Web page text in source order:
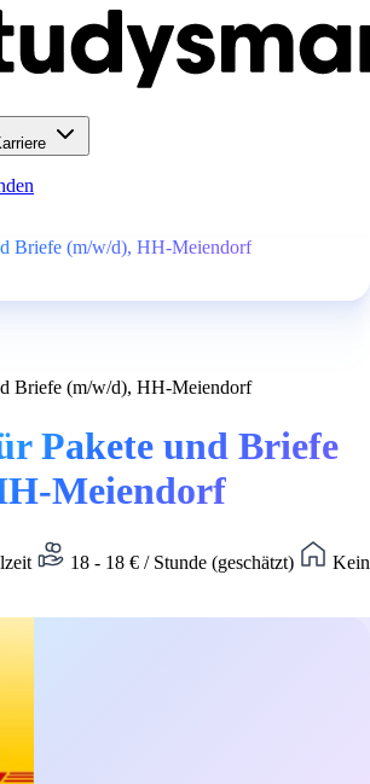
Briefe (m/w/d), HH-Meiendorf
Briefe (m/w/d), HH-Meiendorf
Pakete und Briefe
Meiendorf
18 - 18 € / Stunde (geschätzt)
Kein